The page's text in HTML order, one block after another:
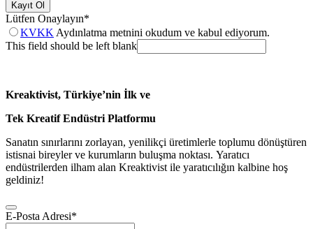
Kayıt Ol
Lütfen Onaylayın*
KVKK Aydınlatma metnini okudum ve kabul ediyorum.
This field should be left blank
Kreaktivist, Türkiye’nin İlk ve
Tek Kreatif Endüstri Platformu
Sanatın sınırlarını zorlayan, yenilikçi üretimlerle toplumu dönüştüren
istisnai bireyler ve kurumların buluşma noktası. Yaratıcı
endüstrilerden ilham alan Kreaktivist ile yaratıcılığın kalbine hoş
geldiniz!
E-Posta Adresi*